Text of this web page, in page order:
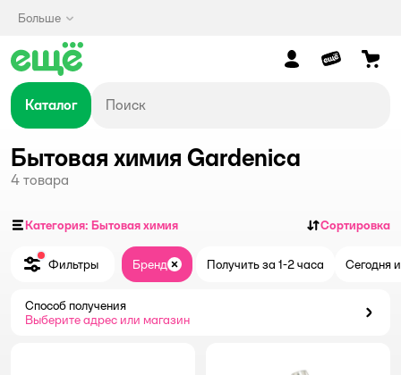
Больше
Каталог
Бытовая химия Gardenica
4 товара
Категория: Бытовая химия Сортировка
Фильтры Бренд ЗакрытьПолучить за 1-2 часа Сегодня
Способ получения
Выберите адрес или магазин